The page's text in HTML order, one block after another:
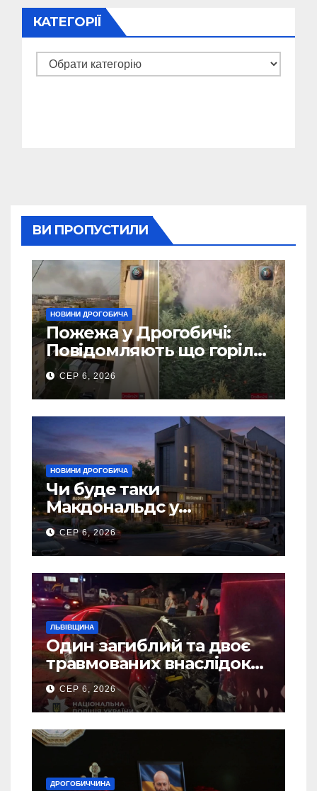
КАТЕГОРІЇ
Категорії
ВИ ПРОПУСТИЛИ
НОВИНИ ДРОГОБИЧА
Пожежа у Дрогобичі:
Повідомляють що горіло
5 гаражів (Відео)
СЕР 6, 2026
НОВИНИ ДРОГОБИЧА
Чи буде таки
Макдональдс у
Дрогобичі? (Фото)
СЕР 6, 2026
ЛЬВІВЩИНА
Один загиблий та двоє
травмованих внаслідок
ДТП на Самбірщині
СЕР 6, 2026
ДРОГОБИЧЧИНА